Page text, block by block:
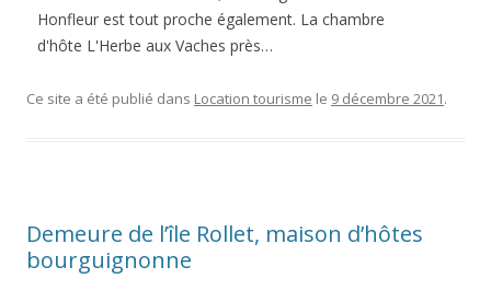
Honfleur est tout proche également. La chambre
d'hôte L'Herbe aux Vaches près…
Ce site a été publié dans Location tourisme le 9 décembre 2021.
Demeure de l’île Rollet, maison d’hôtes
bourguignonne